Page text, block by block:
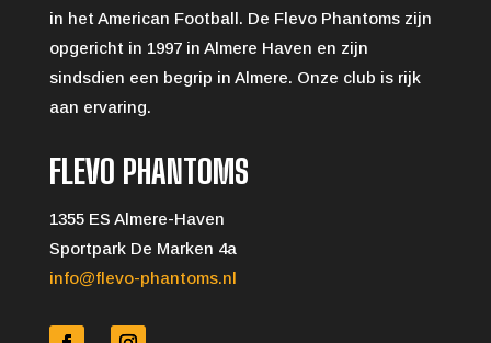
in het American Football. De Flevo Phantoms zijn
opgericht in 1997 in Almere Haven en zijn
sindsdien een begrip in Almere. Onze club is rijk
aan ervaring.
FLEVO PHANTOMS
1355 ES Almere-Haven
Sportpark De Marken 4a
info@flevo-phantoms.nl